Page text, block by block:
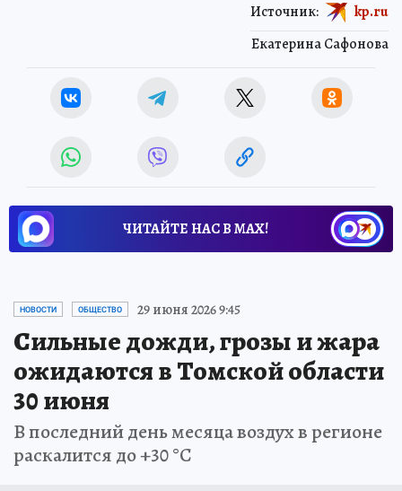
Екатерина Сафонова
Источник: kp.ru
ЧИТАЙТЕ НАС В МАХ!
НОВОСТИ ОБЩЕСТВО 29 июня 2026 9:45
Сильные дожди, грозы и жара
ожидаются в Томской области
30 июня
В последний день месяца воздух в регионе
раскалится до +30 °C